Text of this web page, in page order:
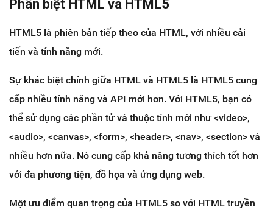
Phân biệt HTML và HTML5
HTML5 là phiên bản tiếp theo của HTML, với nhiều cải
tiến và tính năng mới.
Sự khác biệt chính giữa HTML và HTML5 là HTML5 cung
cấp nhiều tính năng và API mới hơn. Với HTML5, bạn có
thể sử dụng các phần tử và thuộc tính mới như <video>,
<audio>, <canvas>, <form>, <header>, <nav>, <section> và
nhiều hơn nữa. Nó cung cấp khả năng tương thích tốt hơn
với đa phương tiện, đồ họa và ứng dụng web.
Một ưu điểm quan trọng của HTML5 so với HTML truyền